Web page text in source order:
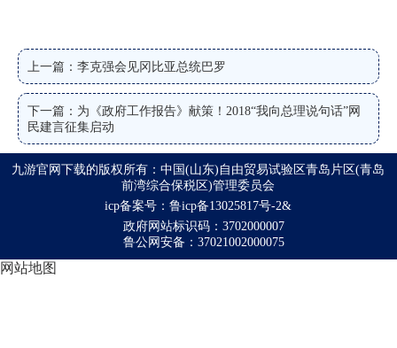
上一篇：李克强会见冈比亚总统巴罗
下一篇：为《政府工作报告》献策！2018“我向总理说句话”网
民建言征集启动
九游官网下载的版权所有：中国(山东)自由贸易试验区青岛片区(青岛
前湾综合保税区)管理委员会
icp备案号：鲁icp备13025817号-2&
政府网站标识码：3702000007
鲁公网安备：37021002000075
网站地图